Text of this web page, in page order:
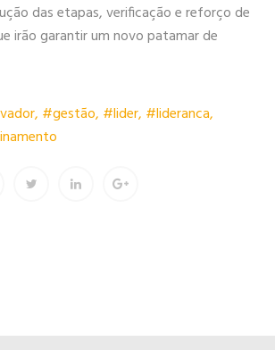
das etapas, verificação e reforço de
irão garantir um novo patamar de
, #gestão, #lider, #lideranca,